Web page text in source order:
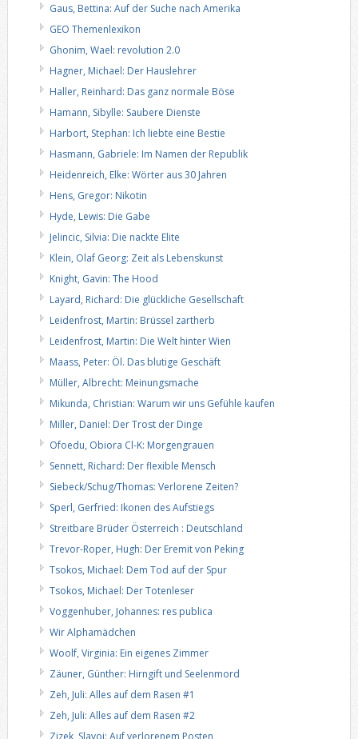
Gaus, Bettina: Auf der Suche nach Amerika
GEO Themenlexikon
Ghonim, Wael: revolution 2.0
Hagner, Michael: Der Hauslehrer
Haller, Reinhard: Das ganz normale Böse
Hamann, Sibylle: Saubere Dienste
Harbort, Stephan: Ich liebte eine Bestie
Hasmann, Gabriele: Im Namen der Republik
Heidenreich, Elke: Wörter aus 30 Jahren
Hens, Gregor: Nikotin
Hyde, Lewis: Die Gabe
Jelincic, Silvia: Die nackte Elite
Klein, Olaf Georg: Zeit als Lebenskunst
Knight, Gavin: The Hood
Layard, Richard: Die glückliche Gesellschaft
Leidenfrost, Martin: Brüssel zartherb
Leidenfrost, Martin: Die Welt hinter Wien
Maass, Peter: Öl. Das blutige Geschäft
Müller, Albrecht: Meinungsmache
Mikunda, Christian: Warum wir uns Gefühle kaufen
Miller, Daniel: Der Trost der Dinge
Ofoedu, Obiora Cl-K: Morgengrauen
Sennett, Richard: Der flexible Mensch
Siebeck/Schug/Thomas: Verlorene Zeiten?
Sperl, Gerfried: Ikonen des Aufstiegs
Streitbare Brüder Österreich : Deutschland
Trevor-Roper, Hugh: Der Eremit von Peking
Tsokos, Michael: Dem Tod auf der Spur
Tsokos, Michael: Der Totenleser
Voggenhuber, Johannes: res publica
Wir Alphamädchen
Woolf, Virginia: Ein eigenes Zimmer
Zäuner, Günther: Hirngift und Seelenmord
Zeh, Juli: Alles auf dem Rasen #1
Zeh, Juli: Alles auf dem Rasen #2
Zizek, Slavoj: Auf verlorenem Posten